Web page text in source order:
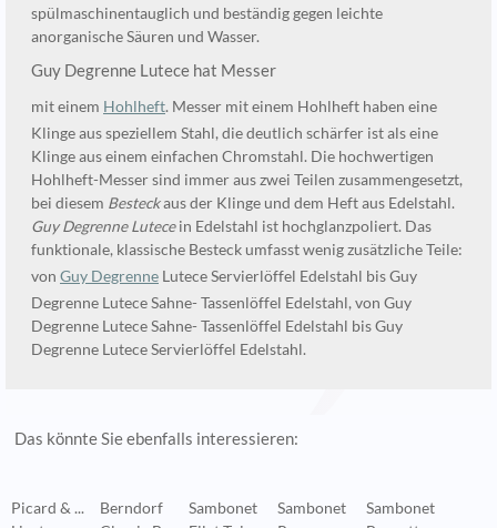
spülmaschinentauglich und beständig gegen leichte
anorganische Säuren und Wasser.
Guy Degrenne Lutece hat Messer
mit einem Hohlheft. Messer mit einem Hohlheft haben eine
Klinge aus speziellem Stahl, die deutlich schärfer ist als eine
Klinge aus einem einfachen Chromstahl. Die hochwertigen
Hohlheft-Messer sind immer aus zwei Teilen zusammengesetzt,
bei diesem Besteckaus der Klinge und dem Heft aus Edelstahl.
Guy Degrenne Lutecein Edelstahl ist hochglanzpoliert. Das
funktionale, klassische Besteck umfasst wenig zusätzliche Teile:
von Guy Degrenne Lutece Servierlöffel Edelstahl bis Guy
Degrenne Lutece Sahne- Tassenlöffel Edelstahl, von Guy
Degrenne Lutece Sahne- Tassenlöffel Edelstahl bis Guy
Degrenne Lutece Servierlöffel Edelstahl.
Das könnte Sie ebenfalls interessieren:
Picard & ...
Berndorf
Sambonet
Sambonet
Sambonet